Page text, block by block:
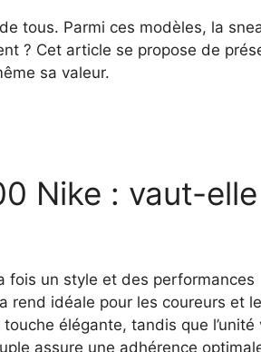
tous. Parmi ces modèles, la
? Cet article se propose de
sa valeur.
Nike : vaut-
fois un style et des performances
rend idéale pour les coureurs et
élégante, tandis que l’unité
assure une adhérence